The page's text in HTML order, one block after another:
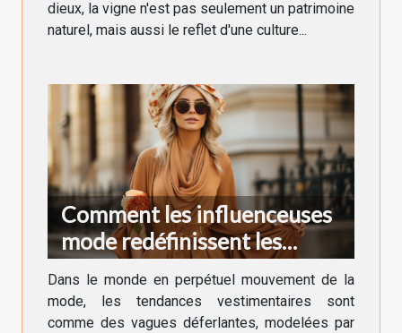
dieux, la vigne n'est pas seulement un patrimoine
naturel, mais aussi le reflet d'une culture...
Comment les influenceuses
mode redéfinissent les
tendances vestimentaires en
France
Dans le monde en perpétuel mouvement de la
mode, les tendances vestimentaires sont
comme des vagues déferlantes, modelées par